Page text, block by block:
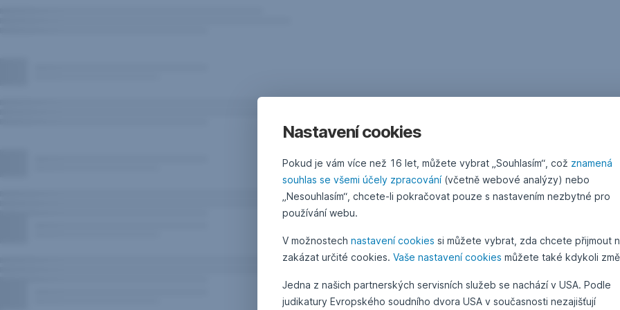
Nastavení cookies
Pokud je vám více než 16 let, můžete vybrat „Souhlasím“, což znamená
souhlas se všemi účely zpracování(včetně webové analýzy) nebo
„Nesouhlasím“, chcete-li pokračovat pouze s nastavením nezbytné pro
používání webu.
V možnostech nastavení cookies si můžete vybrat, zda chcete přijmout
zakázat určité cookies. Vaše nastavení cookies můžete také kdykoli
Jedna z našich partnerských servisních služeb se nachází v USA. Podle
judikatury Evropského soudního dvora USA v současnosti nezajišťují